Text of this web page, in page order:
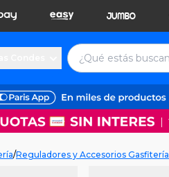
/Reguladores y Accesorios Gasfitería